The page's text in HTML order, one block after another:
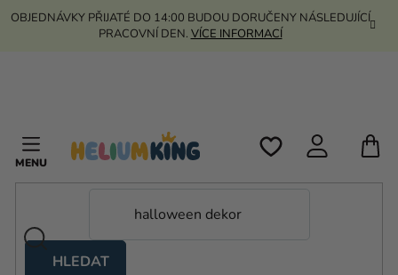
Přejít
OBJEDNÁVKY PŘIJATÉ DO 14:00 BUDOU DORUČENY NÁSLEDUJÍCÍ
PRACOVNÍ DEN. VÍCE INFORMACÍ
HLEDAT